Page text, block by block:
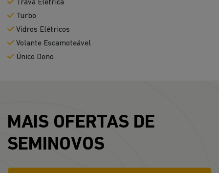
Trava Elétrica
Turbo
Vidros Elétricos
Volante Escamoteável
Único Dono
MAIS OFERTAS DE
SEMINOVOS